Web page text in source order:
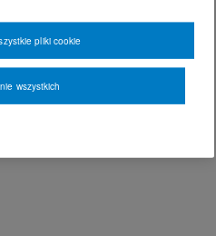
wszystkich
pliki cookie